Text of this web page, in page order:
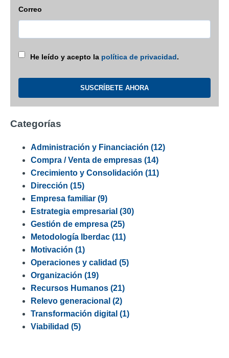
Correo
He leído y acepto la política de privacidad.
Categorías
Administración y Financiación (12)
Compra / Venta de empresas (14)
Crecimiento y Consolidación (11)
Dirección (15)
Empresa familiar (9)
Estrategia empresarial (30)
Gestión de empresa (25)
Metodología Iberdac (11)
Motivación (1)
Operaciones y calidad (5)
Organización (19)
Recursos Humanos (21)
Relevo generacional (2)
Transformación digital (1)
Viabilidad (5)